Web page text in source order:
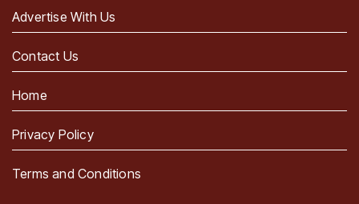
Advertise With Us
Contact Us
Home
Privacy Policy
Terms and Conditions